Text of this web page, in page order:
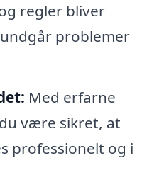
regler bliver
problemer
Med erfarne
være sikret, at
professionelt og i